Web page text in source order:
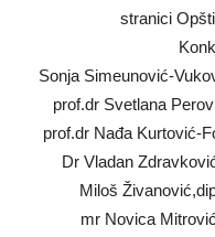
stranici
Sonja Simeunović-
prof.dr Svetlana
prof.dr Nađa Kurtović-
Dr Vladan
Miloš
mr Novica